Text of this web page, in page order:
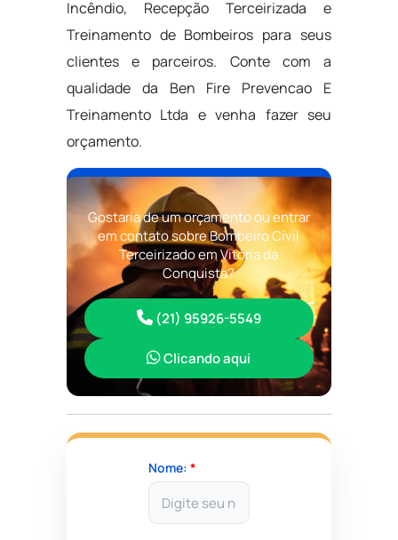
Incêndio, Recepção Terceirizada e
Treinamento de Bombeiros para seus
clientes e parceiros. Conte com a
qualidade da Ben Fire Prevencao E
Treinamento Ltda e venha fazer seu
orçamento.
Gostaria de um orçamento ou entrar
em contato sobre Bombeiro Civil
Terceirizado em Vitória da
Conquista?
(21) 95926-5549
Clicando aqui
Nome: *